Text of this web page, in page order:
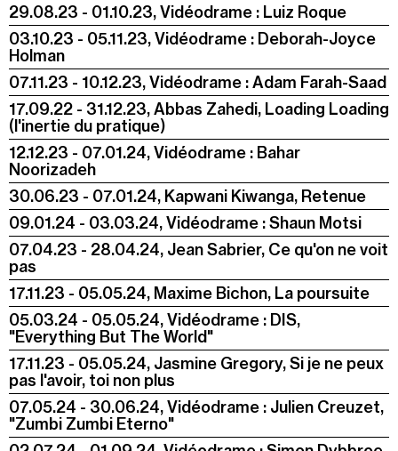
29.08.23 - 01.10.23, Vidéodrame : Luiz Roque
03.10.23 - 05.11.23, Vidéodrame : Deborah-Joyce
Holman
07.11.23 - 10.12.23, Vidéodrame : Adam Farah-Saad
17.09.22 - 31.12.23, Abbas Zahedi, Loading Loading
(l'inertie du pratique)
12.12.23 - 07.01.24, Vidéodrame : Bahar
Noorizadeh
30.06.23 - 07.01.24, Kapwani Kiwanga, Retenue
09.01.24 - 03.03.24, Vidéodrame : Shaun Motsi
07.04.23 - 28.04.24, Jean Sabrier, Ce qu'on ne voit
pas
17.11.23 - 05.05.24, Maxime Bichon, La poursuite
05.03.24 - 05.05.24, Vidéodrame : DIS,
"Everything But The World"
17.11.23 - 05.05.24, Jasmine Gregory, Si je ne peux
pas l'avoir, toi non plus
07.05.24 - 30.06.24, Vidéodrame : Julien Creuzet,
"Zumbi Zumbi Eterno"